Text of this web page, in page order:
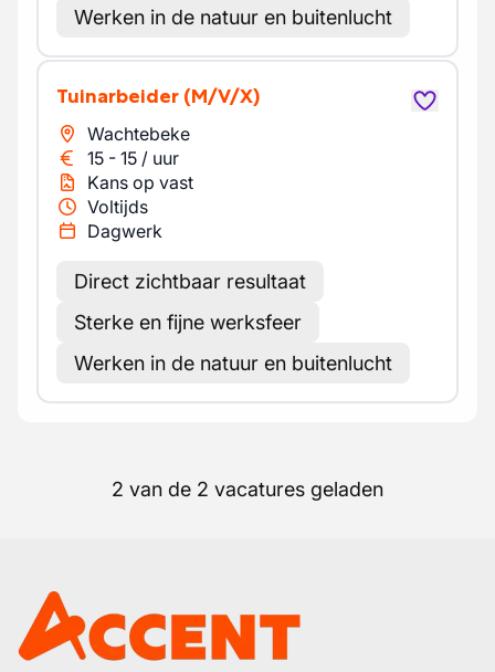
Werken in de natuur en buitenlucht
Tuinarbeider (M/V/X)
Wachtebeke
15 - 15 / uur
Kans op vast
Voltijds
Dagwerk
Direct zichtbaar resultaat
Sterke en fijne werksfeer
Werken in de natuur en buitenlucht
2 van de 2 vacatures geladen